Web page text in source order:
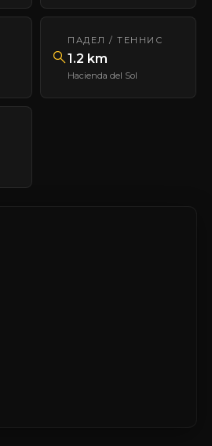
ПАДЕЛ / ТЕННИС
1.2 km
Hacienda del Sol